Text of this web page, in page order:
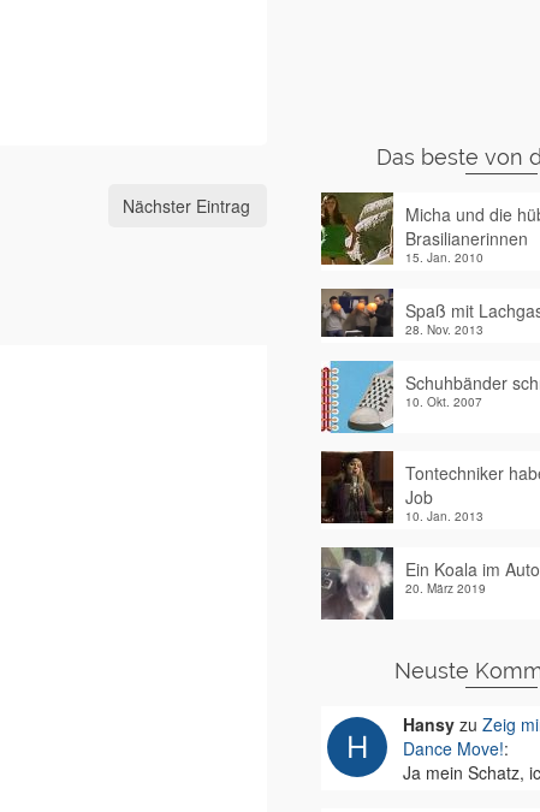
Nächster Eintrag
Das beste von
Micha und die
Brasilianerinnen
15. Jan. 2010
Spaß mit
28. Nov. 2013
Schuhbänder
10. Okt. 2007
Tontechniker
Job
10. Jan. 2013
Ein Koala im Auto
20. März 2019
Neuste
Hansyzu Zeig
Dance Move!:
Ja mein Schatz,